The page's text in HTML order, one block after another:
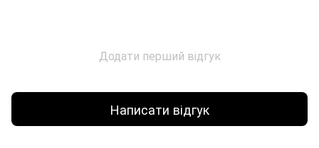
Додати перший відгук
Написати відгук